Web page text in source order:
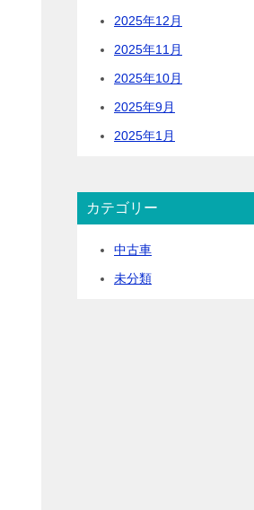
2025年12月
2025年11月
2025年10月
2025年9月
2025年1月
カテゴリー
中古車
未分類